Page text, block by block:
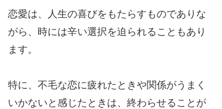
恋愛は、人生の喜びをもたらすものでありな
がら、時には辛い選択を迫られることもあり
ます。
特に、不毛な恋に疲れたときや関係がうまく
いかないと感じたときは、終わらせることが